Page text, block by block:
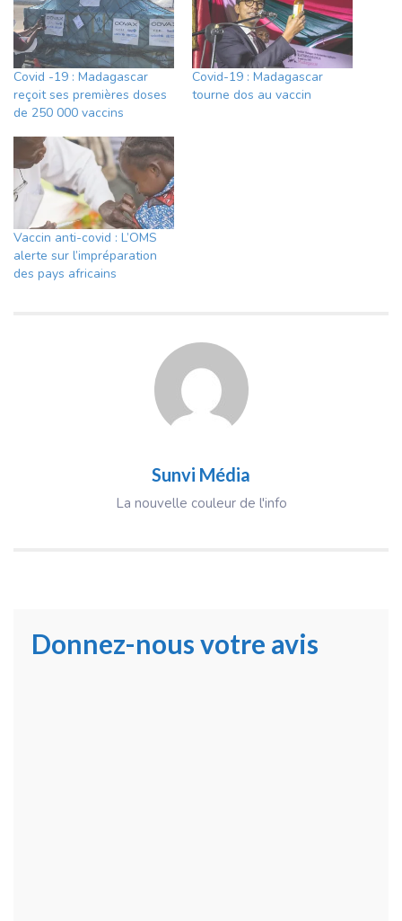
Covid -19 : Madagascar
reçoit ses premières doses
de 250 000 vaccins
Covid-19 : Madagascar
tourne dos au vaccin
Vaccin anti-covid : L’OMS
alerte sur l’impréparation
des pays africains
Sunvi Média
La nouvelle couleur de l'info
Donnez-nous votre avis